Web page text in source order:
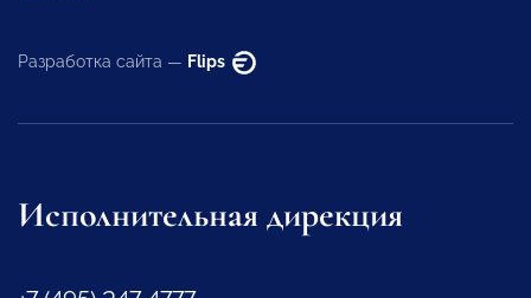
Разработка сайта — Flips
Исполнительная дирекция